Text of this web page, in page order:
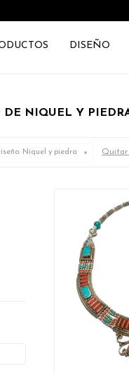
DISEÑO
DE NIQUEL Y
Niquel y piedra